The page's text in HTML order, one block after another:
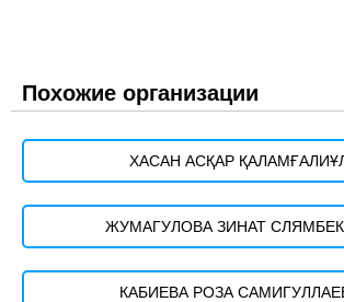
Похожие организации
ХАСАН АСҚАР
ЖУМАГУЛОВА ЗИНАТ
КАБИЕВА РОЗА